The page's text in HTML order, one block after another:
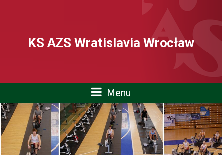
KS AZS Wratislavia Wrocław
Menu